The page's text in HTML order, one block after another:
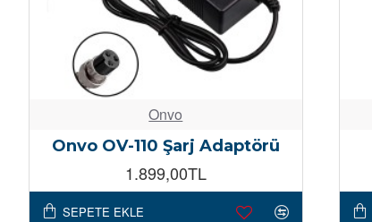
Onvo
Onvo OV-110 Şarj Adaptörü
1.899,00TL
SEPETE EKLE